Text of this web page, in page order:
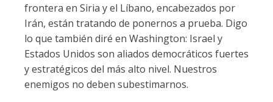
frontera en Siria y el Líbano, encabezados por
Irán, están tratando de ponernos a prueba. Digo
lo que también diré en Washington: Israel y
Estados Unidos son aliados democráticos fuertes
y estratégicos del más alto nivel. Nuestros
enemigos no deben subestimarnos.